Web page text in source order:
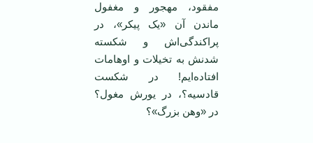
مفقود، مهجور و مغفول
ماندن آن «یک پیکر»، در
پراکندگی‌اش و شکسته
شدنش به تخیلات و اوهامات
افتاده‌ایم! در شکست
قادسیه؟، در یورش مغول؟
در «وهن بزرگ»؟